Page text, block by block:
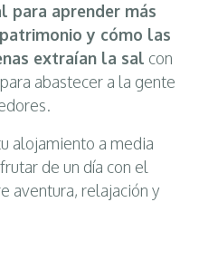
para aprender más
y cómo las
extraían la sal con
abastecer a la gente
alojamiento a media
de un día con el
aventura, relajación y